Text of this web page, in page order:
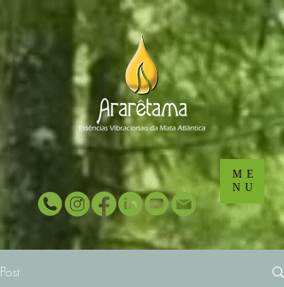
ME
NU
Post